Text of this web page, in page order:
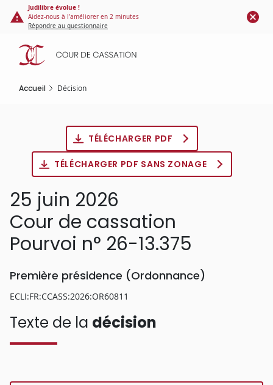
Panneau de gestion des cookies
contenu
principal
Judilibre évolue !
Aidez-nous à l'améliorer en 2 minutes
Répondre au questionnaire
Accueil Décision
TÉLÉCHARGER PDF
TÉLÉCHARGER PDF SANS ZONAGE
25 juin 2026
Cour de cassation
Pourvoi n° 26-13.375
Première présidence (Ordonnance)
ECLI:FR:CCASS:2026:OR60811
Texte de la décision